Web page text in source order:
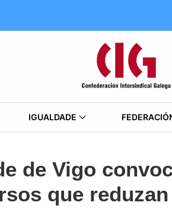
IGUALDADE
de Vigo
que